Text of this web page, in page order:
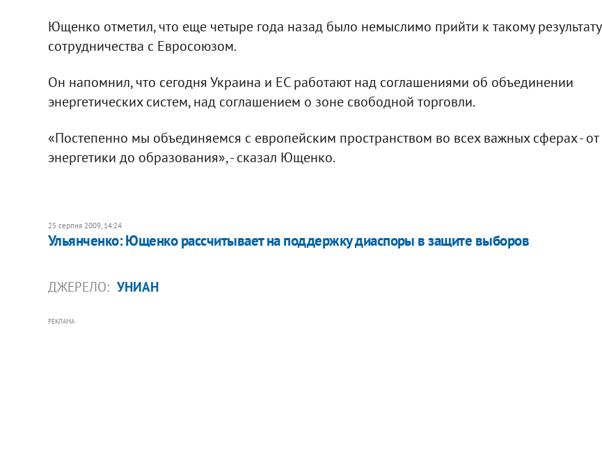
Ющенко отметил, что еще четыре года назад было немыслимо прийти к такому результату
сотрудничества с Евросоюзом.
Он напомнил, что сегодня Украина и ЕС работают над соглашениями об объединении
энергетических систем, над соглашением о зоне свободной торговли.
«Постепенно мы объединяемся с европейским пространством во всех важных сферах - от
энергетики до образования», - сказал Ющенко.
25 серпня 2009, 14:24
Ульянченко: Ющенко рассчитывает на поддержку диаспоры в защите выборов
ДЖЕРЕЛО: УНИАН
РЕКЛАМА